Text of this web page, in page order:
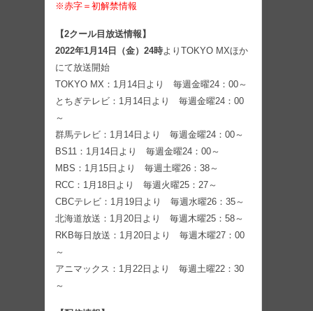
※赤字＝初解禁情報
【2クール目放送情報】
2022年1月14日（金）24時よりTOKYO MXほか
にて放送開始
TOKYO MX：1月14日より 毎週金曜24：00～
とちぎテレビ：1月14日より 毎週金曜24：00
～
群馬テレビ：1月14日より 毎週金曜24：00～
BS11：1月14日より 毎週金曜24：00～
MBS：1月15日より 毎週土曜26：38～
RCC：1月18日より 毎週火曜25：27～
CBCテレビ：1月19日より 毎週水曜26：35～
北海道放送：1月20日より 毎週木曜25：58～
RKB毎日放送：1月20日より 毎週木曜27：00
～
アニマックス：1月22日より 毎週土曜22：30
～